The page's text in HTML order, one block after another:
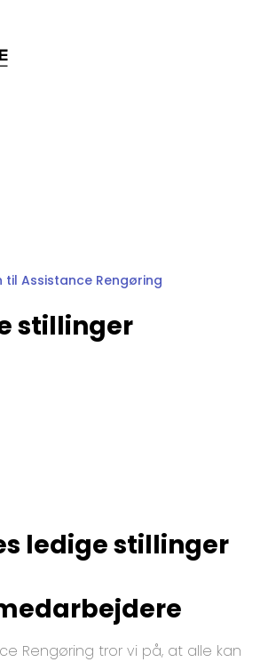
til Assistance Rengøring
stillinger
ledige stillinger
Rengøring tror vi på, at alle kan